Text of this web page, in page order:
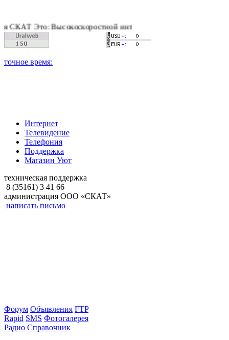
Это: Высокоскоростной интернет, качественное цифровое и
Интернет
Телевидение
Телефония
Поддержка
Магазин Уют
техническая поддержка
8 (35161) 3 41 66
администрация ООО «СКАТ»
написать письмо
Форум Объявления FTP
Rapid SMS Фотогалерея
Радио Справочник